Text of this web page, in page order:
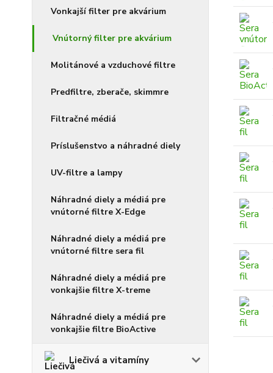
Vonkajší filter pre akvárium
Vnútorný filter pre akvárium
Molitánové a vzduchové filtre
Predfiltre, zberače, skimmre
Filtračné médiá
Príslušenstvo a náhradné diely
UV-filtre a lampy
Náhradné diely a médiá pre
vnútorné filtre X-Edge
Náhradné diely a médiá pre
vnútorné filtre sera fil
Náhradné diely a médiá pre
vonkajšie filtre X-treme
Náhradné diely a médiá pre
vonkajšie filtre BioActive
Liečivá a vitamíny